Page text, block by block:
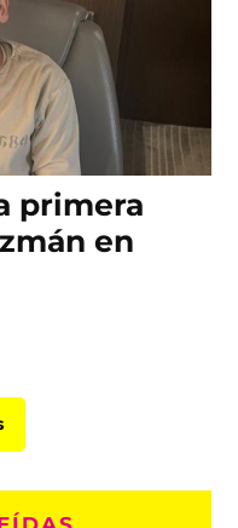
primera
en